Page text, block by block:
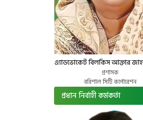
এ্যাডভোকেট বিলকিস আক্তার
প্রশাসক
বরিশাল সিটি কর্পোরেশন
প্রধান নির্বাহী কর্মকর্তা